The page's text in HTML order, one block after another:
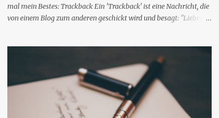
mal mein Bestes: Trackback Ein 'Trackback' ist eine Nachricht, die
von einem Blog zum anderen geschickt wird und besagt: "Lieber
was ich zu deinem Inhalt zu sagen hatte." Diese
Nachrichtenfunktion wird 'angestoßen' in dem 'mein' Blog an die
'TrackbackURL' des Anderen einen 'Ping' schickt, d.h. ein paar
Parameter übergibt (URL meines Eintrags, Kurzzitat meines
Beitrags). Praktisch muss man nichts Anderes tun, als die